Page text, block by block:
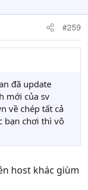
#259
đã update
mới của sv
về chép tất cả
bạn chơi thì vô
host khác giùm